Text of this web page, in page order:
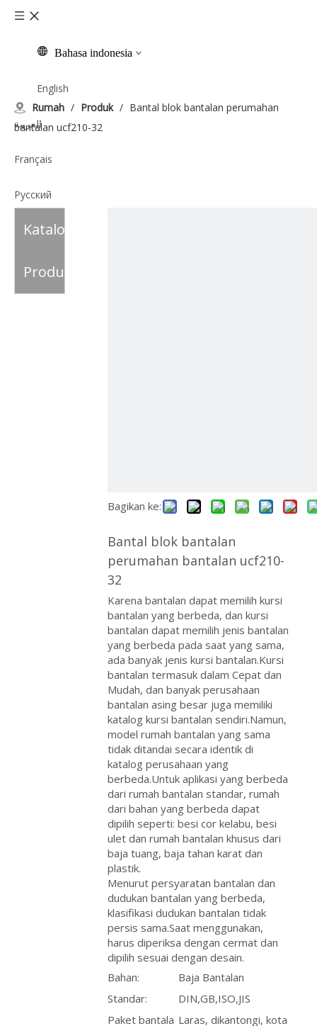
Bahasa indonesia
English
العربية
Français
Pусский
Español
Italiano
Rumah / Produk / Bantal blok bantalan perumahan
bantalan ucf210-32
Katalog
Produk
Bagikan ke:
Bantal blok bantalan
perumahan bantalan ucf210-
32
Karena bantalan dapat memilih kursi
bantalan yang berbeda, dan kursi
bantalan dapat memilih jenis bantalan
yang berbeda pada saat yang sama,
ada banyak jenis kursi bantalan.Kursi
bantalan termasuk dalam Cepat dan
Mudah, dan banyak perusahaan
bantalan asing besar juga memiliki
katalog kursi bantalan sendiri.Namun,
model rumah bantalan yang sama
tidak ditandai secara identik di
katalog perusahaan yang
berbeda.Untuk aplikasi yang berbeda
dari rumah bantalan standar, rumah
dari bahan yang berbeda dapat
dipilih seperti: besi cor kelabu, besi
ulet dan rumah bantalan khusus dari
baja tuang, baja tahan karat dan
plastik.
Menurut persyaratan bantalan dan
dudukan bantalan yang berbeda,
klasifikasi dudukan bantalan tidak
persis sama.Saat menggunakan,
harus diperiksa dengan cermat dan
dipilih sesuai dengan desain.
Bahan:
Baja Bantalan
Standar:
DIN,GB,ISO,JIS
Paket bantala Laras, dikantongi, kota